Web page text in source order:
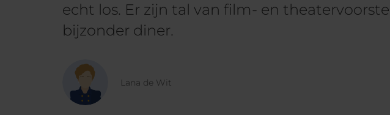
echt los. Er zijn tal van film- en
bijzonder diner.
Lana de Wit